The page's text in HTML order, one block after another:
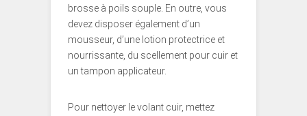
brosse à poils souple. En outre, vous
devez disposer également d’un
mousseur, d’une lotion protectrice et
nourrissante, du scellement pour cuir et
un tampon applicateur.
Pour nettoyer le volant cuir, mettez